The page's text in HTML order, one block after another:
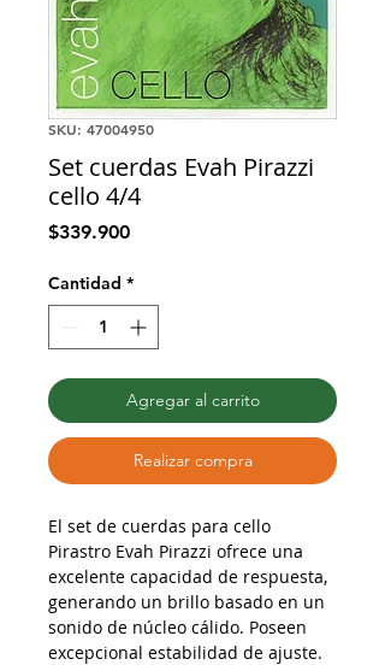
SKU: 47004950
Set cuerdas Evah Pirazzi
cello 4/4
$339.900Precio
Cantidad *
Agregar al carrito
Realizar compra
El set de cuerdas para cello
Pirastro Evah Pirazzi ofrece una
excelente capacidad de respuesta,
generando un brillo basado en un
sonido de núcleo cálido. Poseen
excepcional estabilidad de ajuste.